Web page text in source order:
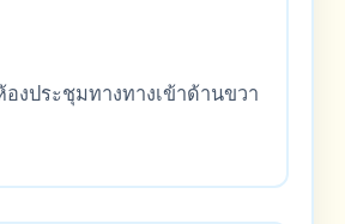
งประชุมทางทางเข้าด้านขวา